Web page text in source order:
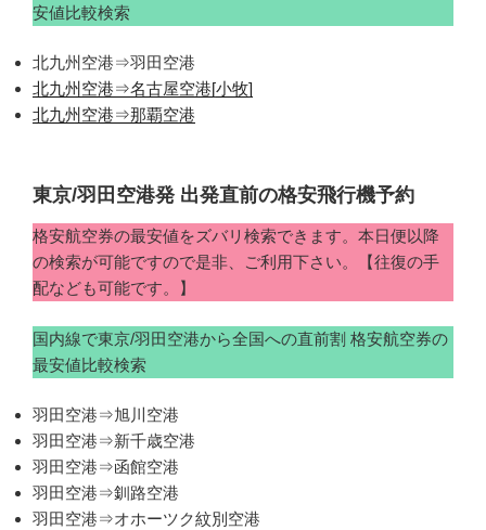
安値比較検索
北九州空港⇒羽田空港
北九州空港⇒名古屋空港[小牧]
北九州空港⇒那覇空港
東京/羽田空港発 出発直前の格安飛行機予約
格安航空券の最安値をズバリ検索できます。本日便以降
の検索が可能ですので是非、ご利用下さい。【往復の手
配なども可能です。】
国内線で東京/羽田空港から全国への直前割 格安航空券の
最安値比較検索
羽田空港⇒旭川空港
羽田空港⇒新千歳空港
羽田空港⇒函館空港
羽田空港⇒釧路空港
羽田空港⇒オホーツク紋別空港